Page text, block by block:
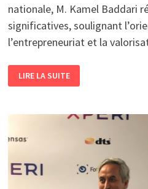
nationale, M. Kamel Baddari
significatives, soulignant
l’entrepreneuriat et la
DYNAMISME
ET
INNOVATION
ALGÉRIENNE
ET
POUR
2023
LIRE LA SUITE